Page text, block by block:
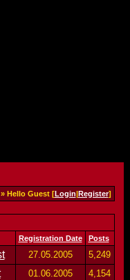
» Hello Guest [Login|Register]
Registration Date Posts
27.05.2005
5,249
01.06.2005
4,154